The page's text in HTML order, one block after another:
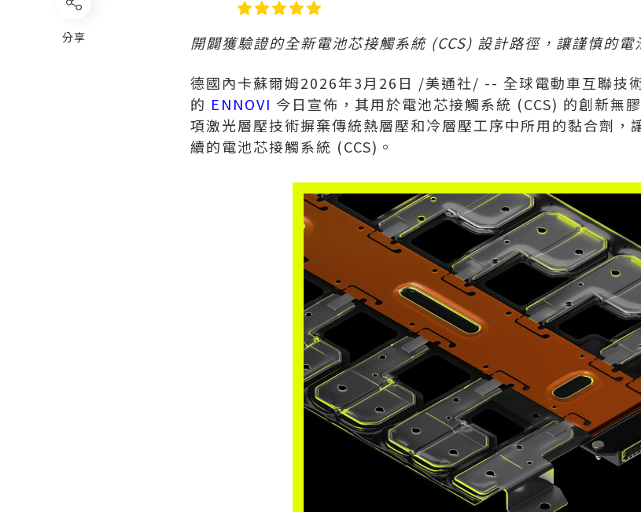
開闢獲驗證的全新電池芯接觸系統 (CCS) 設計路徑，讓謹慎的
德國內卡蘇爾姆2026年3月26日 /美通社/ -- 全球電動車互聯技
的 ENNOVI 今日宣佈，其用於電池芯接觸系統 (CCS) 的創新無
項激光層壓技術摒棄傳統熱層壓和冷層壓工序中所用的黏合劑，
續的電池芯接觸系統 (CCS)。
分享